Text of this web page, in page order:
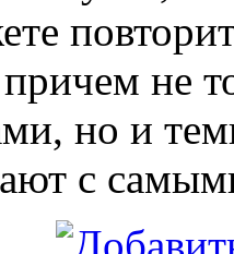
не
но и
с